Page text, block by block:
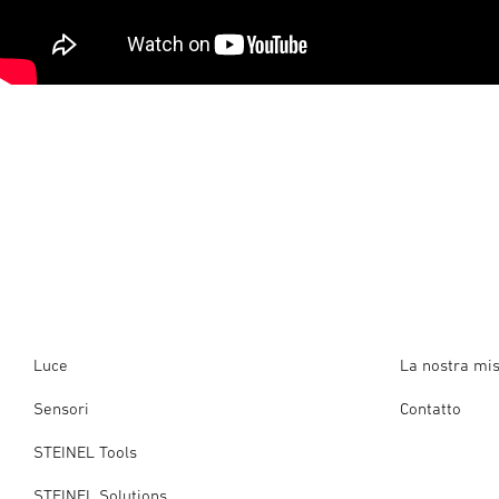
Luce
Sensori
STEINEL Tools
STEINEL Solutions
La nostra
Contatto